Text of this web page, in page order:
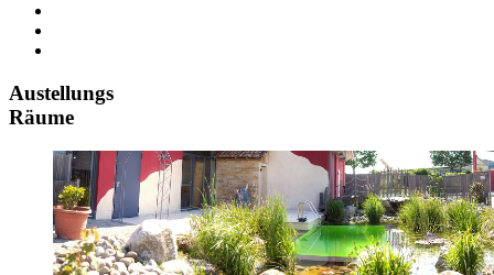
Austellungs
Räume